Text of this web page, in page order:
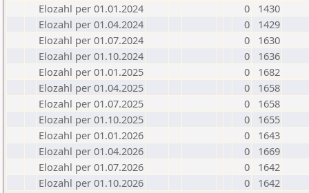
Elozahl per 01.01.2024
0
1430
Elozahl per 01.04.2024
0
1429
Elozahl per 01.07.2024
0
1630
Elozahl per 01.10.2024
0
1636
Elozahl per 01.01.2025
0
1682
Elozahl per 01.04.2025
0
1658
Elozahl per 01.07.2025
0
1658
Elozahl per 01.10.2025
0
1655
Elozahl per 01.01.2026
0
1643
Elozahl per 01.04.2026
0
1669
Elozahl per 01.07.2026
0
1642
Elozahl per 01.10.2026
0 1642